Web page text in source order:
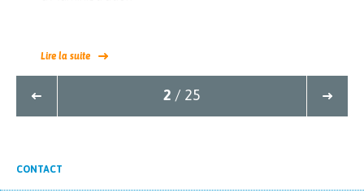
Lire la suite
2 / 25
CONTACT